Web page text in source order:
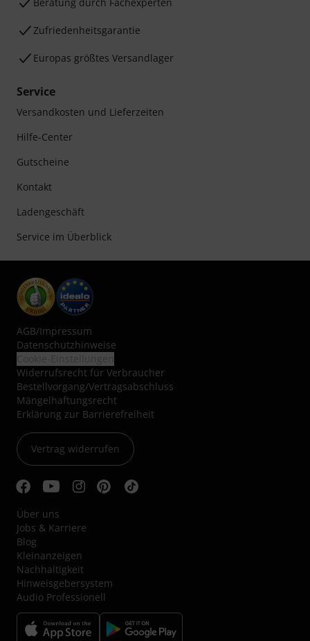
Zufriedenheitsgarantie
Europas größtes Versandlager
Service
Versandkosten und Lieferzeiten
Hilfe-Center
Gutscheine
Kontakt
Ladengeschäft
Service im Überblick
AGB/Impressum
Datenschutzhinweise
Widerrufsrecht für Verbraucher
Bestellvorgang/Vertragsabschluss
Mängelhaftungsrecht
Erklärung zur Barrierefreiheit
Vertrag widerrufen
Über uns
Jobs & Karriere
Blog
Kleinanzeigen
Nachhaltigkeit
Hinweisgebersystem
Audio Professionell